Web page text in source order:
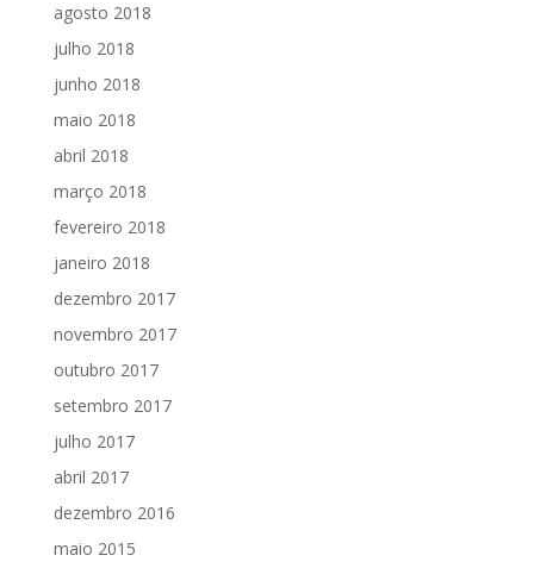
agosto 2018
julho 2018
junho 2018
maio 2018
abril 2018
março 2018
fevereiro 2018
janeiro 2018
dezembro 2017
novembro 2017
outubro 2017
setembro 2017
julho 2017
abril 2017
dezembro 2016
maio 2015